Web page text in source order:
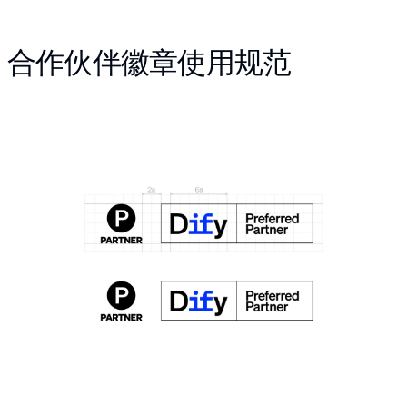
合作伙伴徽章使用规范